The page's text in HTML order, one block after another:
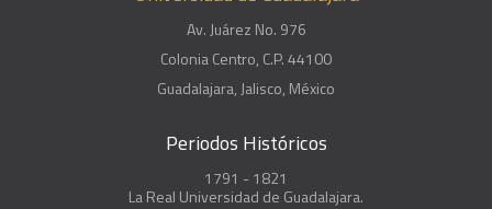
Av. Juárez No. 976
Colonia Centro, C.P. 44100
Guadalajara, Jalisco, México
Periodos Históricos
1791 - 1821
La Real Universidad de Guadalajara.